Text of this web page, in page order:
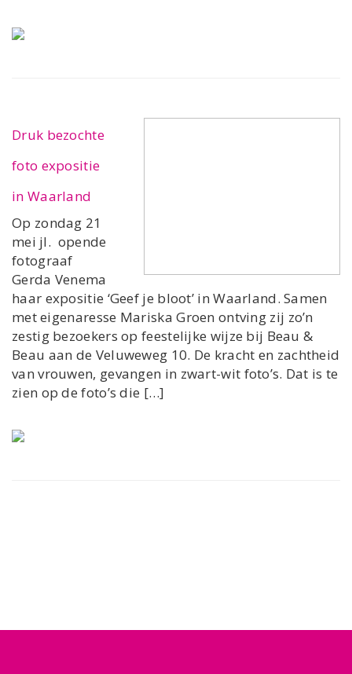
Druk bezochte
foto expositie
in Waarland
Op zondag 21
mei jl. opende
fotograaf
Gerda Venema
haar expositie ‘Geef je bloot’ in Waarland. Samen
met eigenaresse Mariska Groen ontving zij zo’n
zestig bezoekers op feestelijke wijze bij Beau &
Beau aan de Veluweweg 10. De kracht en zachtheid
van vrouwen, gevangen in zwart-wit foto’s. Dat is te
zien op de foto’s die […]